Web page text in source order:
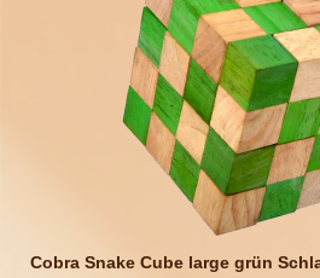
Cobra Snake Cube large grün